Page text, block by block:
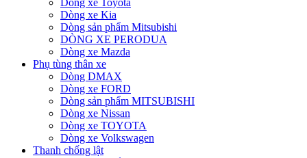
Dòng xe Kia
Dòng sản phẩm Mitsubishi
DÒNG XE PERODUA
Dòng xe Mazda
Phụ tùng thân xe
Dòng DMAX
Dòng xe FORD
Dòng sản phẩm MITSUBISHI
Dòng xe Nissan
Dòng xe TOYOTA
Dòng xe Volkswagen
Thanh chống lật